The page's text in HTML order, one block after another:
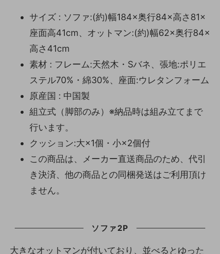
サイズ : ソファ:(約)幅184×奥行84×高さ81×
座面高41cm、オットマン:(約)幅62×奥行84×
高さ41cm
素材 : フレーム:天然木・Sバネ、張地:ポリエ
ステル70%・綿30%、座面:ウレタンフォーム
原産国 : 中国製
組立式（脚部のみ）※納品時は組み立てまで
行います。
クッション:大×1個・小×2個付
この商品は、メーカー直送商品のため、代引
き決済、他の商品との同梱発送はご利用頂け
ません。
ソファ2P
大きなオットマンが付いており、並べるとゆった